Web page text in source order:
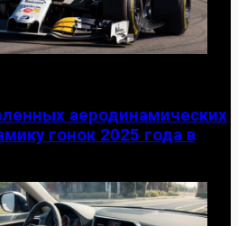
аеродинамических
гонок 2025 года в